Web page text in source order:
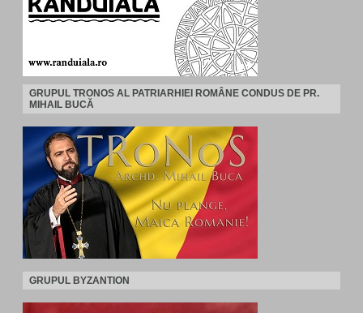
GRUPUL TRONOS AL PATRIARHIEI ROMÂNE CONDUS DE PR.
MIHAIL BUCĂ
GRUPUL BYZANTION